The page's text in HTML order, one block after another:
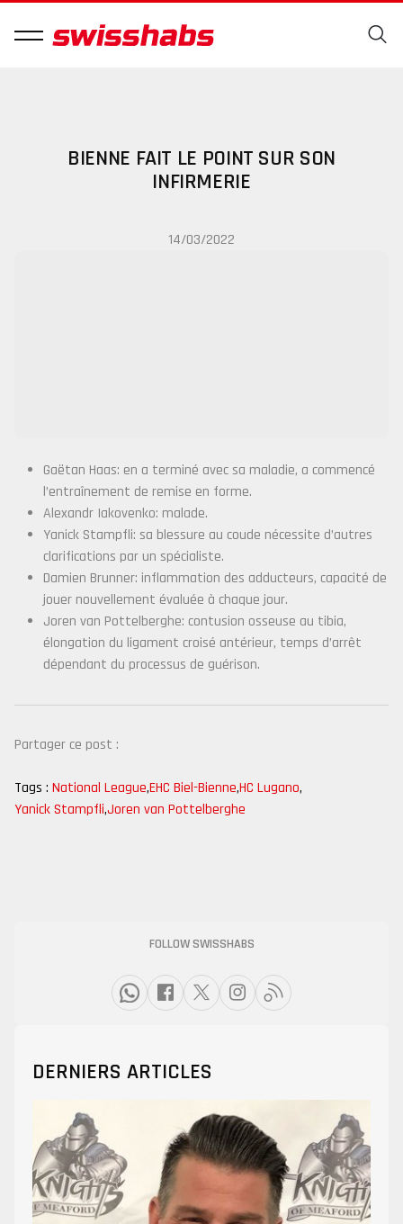
BIENNE FAIT LE POINT SUR SON
INFIRMERIE
14/03/2022
Gaëtan Haas: en a terminé avec sa maladie, a commencé
l’entraînement de remise en forme.
Alexandr Iakovenko: malade.
Yanick Stampfli: sa blessure au coude nécessite d’autres
clarifications par un spécialiste.
Damien Brunner: inflammation des adducteurs, capacité de
jouer nouvellement évaluée à chaque jour.
Joren van Pottelberghe: contusion osseuse au tibia,
élongation du ligament croisé antérieur, temps d’arrêt
dépendant du processus de guérison.
Partager ce post :
Tags : National League,EHC Biel-Bienne,HC Lugano,
Yanick Stampfli,Joren van Pottelberghe
FOLLOW SWISSHABS
DERNIERS ARTICLES